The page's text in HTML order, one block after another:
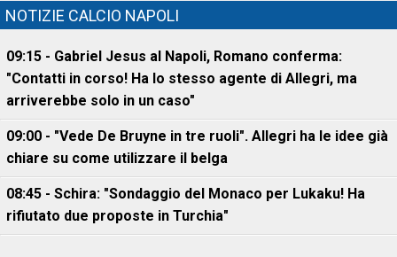
NOTIZIE CALCIO NAPOLI
09:15 - Gabriel Jesus al Napoli, Romano conferma:
"Contatti in corso! Ha lo stesso agente di Allegri, ma
arriverebbe solo in un caso"
09:00 - "Vede De Bruyne in tre ruoli". Allegri ha le idee già
chiare su come utilizzare il belga
08:45 - Schira: "Sondaggio del Monaco per Lukaku! Ha
rifiutato due proposte in Turchia"